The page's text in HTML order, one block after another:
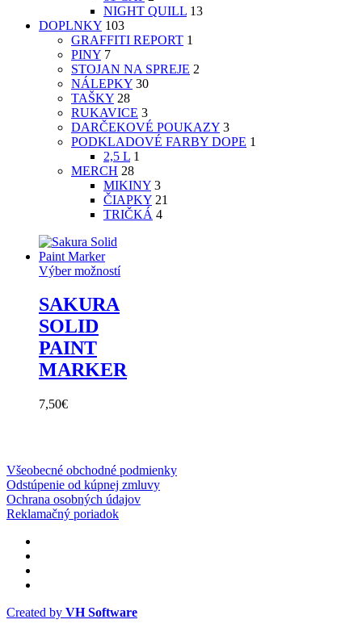
NIGHT QUILL 13
DOPLNKY 103
GRAFFITI REPORT 1
PINY 7
STOJAN NA SPREJE 2
NÁLEPKY 30
TAŠKY 28
RUKAVICE 3
DARČEKOVÉ POUKAZY 3
PODKLADOVÉ FARBY DOPE 1
2,5 L 1
MERCH 28
MIKINY 3
ČIAPKY 21
TRIČKÁ 4
Výber možností
SAKURA
SOLID
PAINT
MARKER
7,50€
Všeobecné obchodné podmienky
Odstúpenie od kúpnej zmluvy
Ochrana osobných údajov
Reklamačný poriadok
Created by VH Software